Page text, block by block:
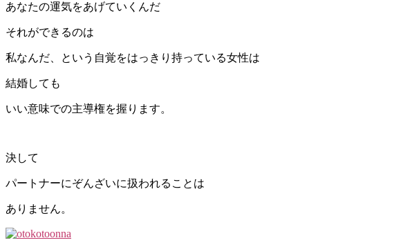
あなたの運気をあげていくんだ
それができるのは
私なんだ、という自覚をはっきり持っている女性は
結婚しても
いい意味での主導権を握ります。
決して
パートナーにぞんざいに扱われることは
ありません。